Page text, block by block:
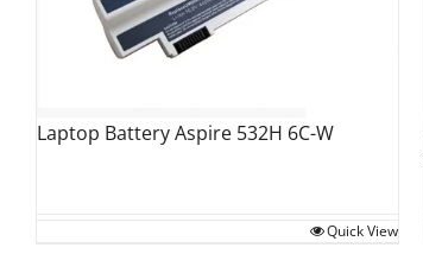
Laptop Battery Aspire 532H 6C-W
Quick View